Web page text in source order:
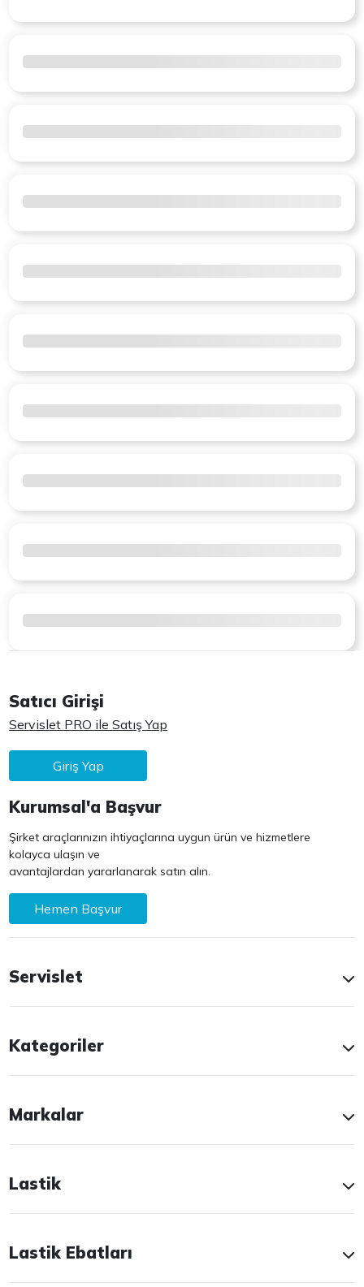
Satıcı Girişi
Servislet PRO ile Satış Yap
Giriş Yap
Kurumsal'a Başvur
Şirket araçlarınızın ihtiyaçlarına uygun ürün ve hizmetlere
kolayca ulaşın ve
avantajlardan yararlanarak satın alın.
Hemen Başvur
Servislet
Kategoriler
Markalar
Lastik
Lastik Ebatları